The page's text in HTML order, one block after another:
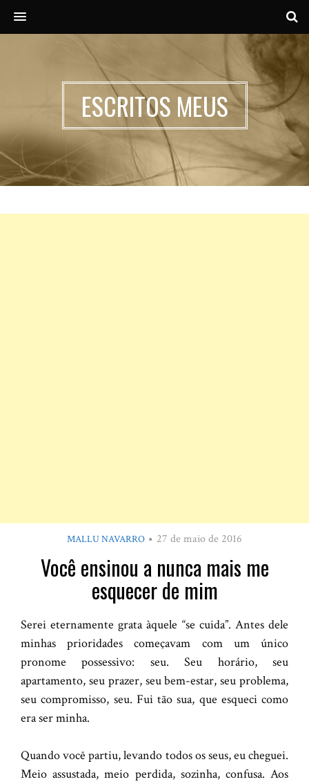
MENU
ESCRITOS MEUS
MALLU NAVARRO 27 de maio de 2016
Você ensinou a nunca mais me
esquecer de mim
Serei eternamente grata àquele “se cuida”. Antes dele
minhas prioridades começavam com um único
pronome possessivo: seu. Seu horário, seu
apartamento, seu prazer, seu bem-estar, seu problema,
seu compromisso, seu. Fui tão sua, que esqueci como
era ser minha.
Quando você partiu, levando todos os seus, eu cheguei.
Meio assustada, meio perdida, sozinha, confusa. Aos